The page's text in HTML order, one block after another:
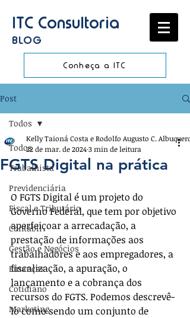
ITC Consultoria
BLOG
Conheça a ITC
Post
Todos
Trabalhista
Previdenciária
Fiscal e Tributário
Contábil
Gestão e Negócios
Finanças
Cotidiano
Marketing
Todos
FGTS Digital na prática
Kelly Taioná Costa e Rodolfo Augusto C.
22 de mar. de 20243 min de leitura
O FGTS Digital é um projeto do
Governo Federal, que tem por objetivo
aperfeiçoar a arrecadação, a
prestação de informações aos
trabalhadores e aos empregadores, a
fiscalização, a apuração, o
lançamento e a cobrança dos
recursos do FGTS. Podemos descrevê-
lo como sendo um conjunto de